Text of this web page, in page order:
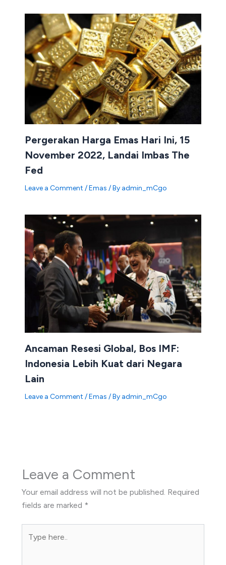
Pergerakan Harga Emas Hari Ini, 15
November 2022, Landai Imbas The
Fed
Leave a Comment /Emas / By admin_mCgo
Ancaman Resesi Global, Bos IMF:
Indonesia Lebih Kuat dari Negara
Lain
Leave a Comment /Emas / By admin_mCgo
Leave a Comment
Your email address will not be published. Required
fields are marked *
here..